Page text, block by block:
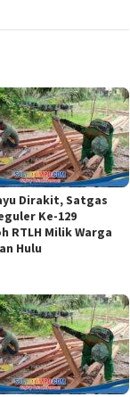
Dirakit, Satgas
Ke-129
RTLH Milik Warga
Hulu